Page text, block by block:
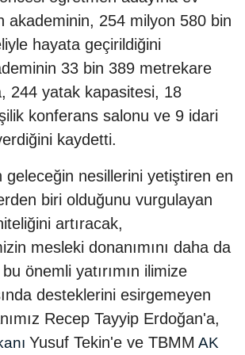
akademinin, 254 milyon 580 bin
hayata geçirildiğini
33 bin 389 metrekare
244 yatak kapasitesi, 18
konferans salonu ve 9 idari
kaydetti.
geleceğin nesillerini yetiştiren en
biri olduğunu vurgulayan
artıracak,
mesleki donanımını daha da
önemli yatırımın ilimize
desteklerini esirgemeyen
Recep Tayyip Erdoğan'a,
Yusuf Tekin'e ve TBMM AK